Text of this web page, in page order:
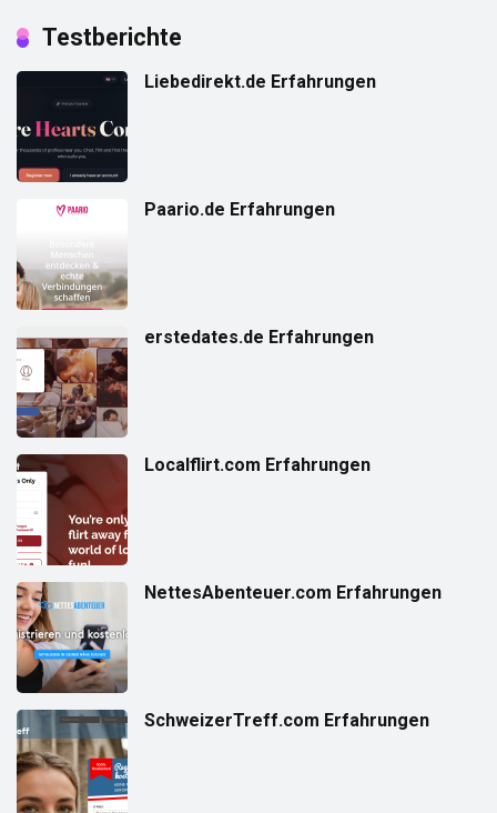
Testberichte
Liebedirekt.de Erfahrungen
Paario.de Erfahrungen
erstedates.de Erfahrungen
Localflirt.com Erfahrungen
NettesAbenteuer.com Erfahrungen
SchweizerTreff.com Erfahrungen